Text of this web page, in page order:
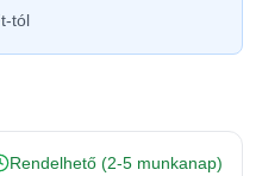
tól
Rendelhető (2-5 munkanap)